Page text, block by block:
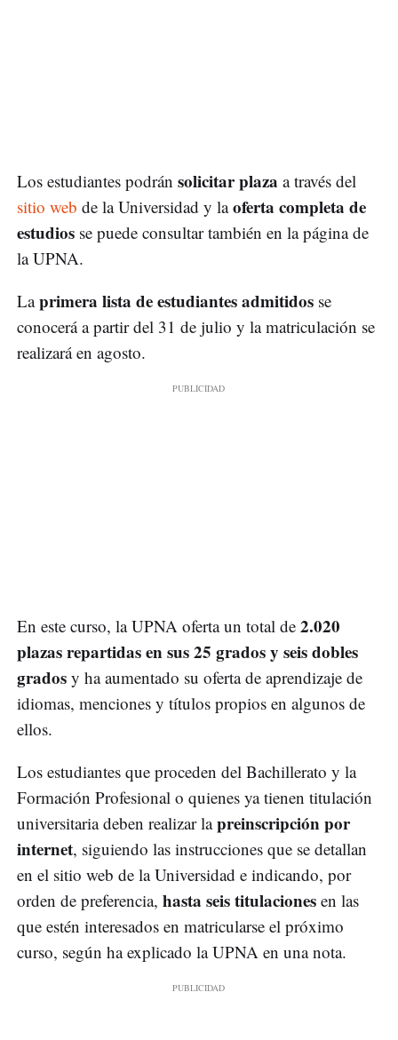
Los estudiantes podrán solicitar plaza a través del
sitio web de la Universidad y laoferta completa de
estudios se puede consultar también en la página de
la UPNA.
Laprimera lista de estudiantes admitidos se
conocerá a partir del 31 de julio y la matriculación se
realizará en agosto.
En este curso, la UPNA oferta un total de 2.020
plazas repartidas en sus 25 grados y seis dobles
grados y ha aumentado su oferta de aprendizaje de
idiomas, menciones y títulos propios en algunos de
ellos.
Los estudiantes que proceden del Bachillerato y la
Formación Profesional o quienes ya tienen titulación
universitaria deben realizar lapreinscripción por
internet, siguiendo las instrucciones que se detallan
en el sitio web de la Universidad e indicando, por
orden de preferencia, hasta seis titulaciones en las
que estén interesados en matricularse el próximo
curso, según ha explicado la UPNA en una nota.